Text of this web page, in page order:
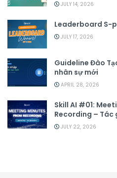
JULY 14, 2026
Leaderboard S-
JULY 17, 2026
Guideline Đào
nhân sự mới
APRIL 28, 2026
Skill AI #01:
Recording – Tác
JULY 22, 2026